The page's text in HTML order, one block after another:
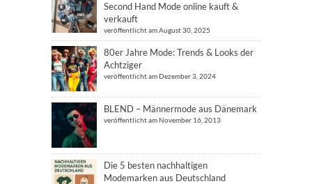
Second Hand Mode online kauft &
verkauft
veröffentlicht am August 30, 2025
80er Jahre Mode: Trends & Looks der
Achtziger
veröffentlicht am Dezember 3, 2024
BLEND – Männermode aus Dänemark
veröffentlicht am November 16, 2013
Die 5 besten nachhaltigen
Modemarken aus Deutschland